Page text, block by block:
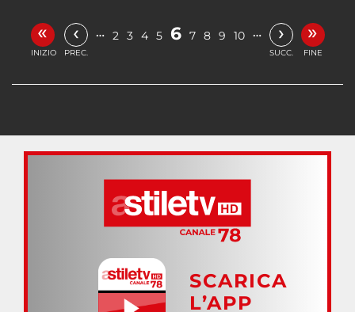
«
INIZIO
‹
PREC.
… 2 3 4 5 6 7 8 9 10 … ›
SUCC.
»
FINE
SCARICA
L’APP